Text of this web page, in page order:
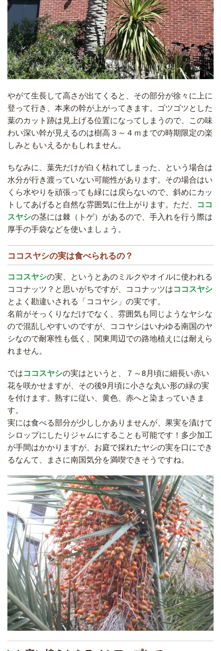
やがて生長して高さが出てくると、その部分が徐々に上に
登って行き、本来の幹が上がってきます。ゴツゴツとした
葉のカット跡は見上げる位置になってしまうので、この味
わい深い幹が見えるのは樹高３～４ｍまでの時期限定の楽
しみともいえるかもしれません。
ちなみに、葉先だけが白く枯れてしまった、という場合は
水分が行き渡っていない可能性があります。その場合はい
くら水やりを頑張っても緑には戻らないので、斜めにカッ
トしてあげると自然な雰囲気に仕上がります。ただ、 ココ
スヤシの茎には棘（トゲ）があるので、手入れを行う際は
厚手の手袋などを使いましょう。
ココスヤシの実は食べられるの？
ココスヤシの実、というとあのミルクやオイルに使われる
ココナッツ？と思いがちですが、ココナッツはココスヤシ
とよく勘違いされる「ココヤシ」の実です。
名前がそっくりなだけでなく、雰囲気も同じようなヤシな
ので混乱しやすいのですが、ココヤシはいわゆる南国のヤ
シなので耐寒性も低く、関東周辺での路地植えには耐えら
れません。
ではココスヤシの実はというと、７～8月頃に細長い赤い
花を咲かせますが、その後9月頃に小さな丸い形の緑の実
を付けます。熟すに従い、黄色、赤へと染まっていきま
す。
実には食べる部分が少ししかありませんが、果実を漬けて
シロップにしたりジャムにすることも可能です！多少加工
が手間はかかりますが、お庭で採れたヤシの実を口にでき
るなんて、まさに南国気分を満喫できそうですね。